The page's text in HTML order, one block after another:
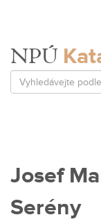
NPÚ
Josef
Serény